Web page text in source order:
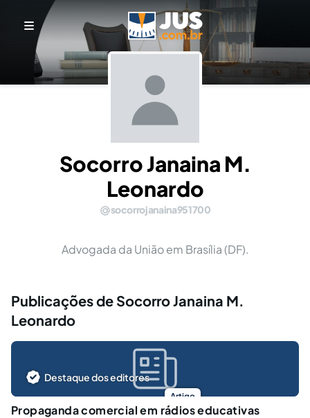
Socorro Janaina M.
Leonardo
socorrojanaina951700
Advogada da União em Brasília (DF).
Publicações de Socorro Janaina M.
Leonardo
Artigo
Destaque dos editores
Propaganda comercial em rádios educativas